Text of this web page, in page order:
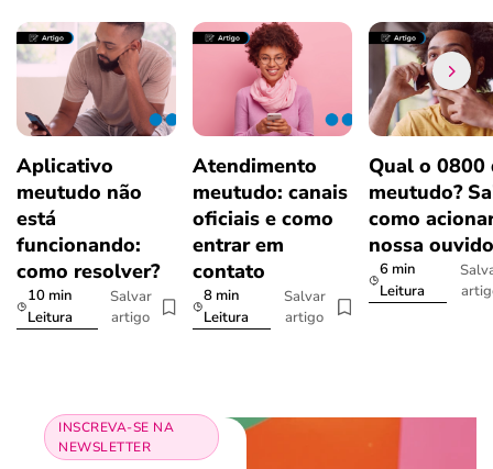
Aplicativo
meutudo não
está
funcionando:
como resolver?
10 min
Leitura
Salvar
artigo
Atendimento
meutudo: canais
oficiais e como
entrar em
contato
8 min
Leitura
Salvar
artigo
Qual o 0800
meutudo?
como
nossa
6 min
Leitura
INSCREVA-SE NA
NEWSLETTER